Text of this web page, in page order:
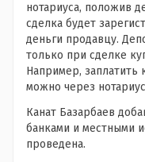
нотариуса, положив
сделка будет
деньги продавцу.
только при сделке
Например, заплатить
можно через
Канат Базарбаев
банками и местными
проведена.